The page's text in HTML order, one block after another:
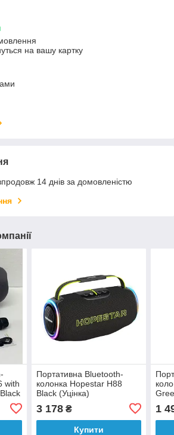
на вашу картку
14 днів за домовленістю
with
Портативна Bluetooth-
колонка Hopestar H88
Black (Уцінка)
3 178₴
Купити
1